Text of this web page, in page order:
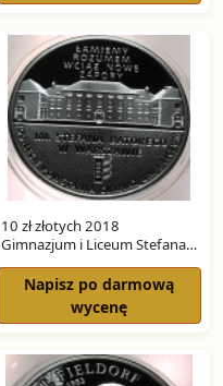
10 zł złotych 2018
Gimnazjum i Liceum Stefana
Batorego SREBRO
Napisz po darmową
wycenę